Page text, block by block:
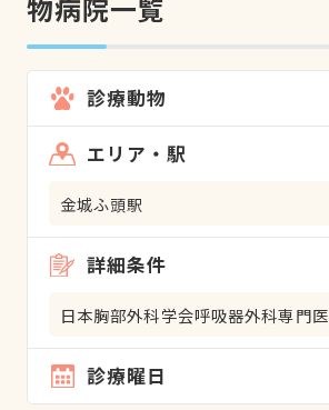
物病院一覧
診療動物
エリア・駅
金城ふ頭駅
詳細条件
日本胸部外科学会呼吸器外科専門医
診療曜日